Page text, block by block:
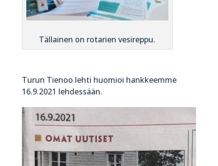
Tällainen on rotarien vesireppu.
Turun Tienoo lehti huomioi hankkeemme
16.9.2021 lehdessään.